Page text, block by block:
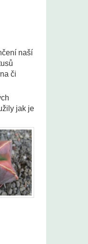
naší
či
jak je